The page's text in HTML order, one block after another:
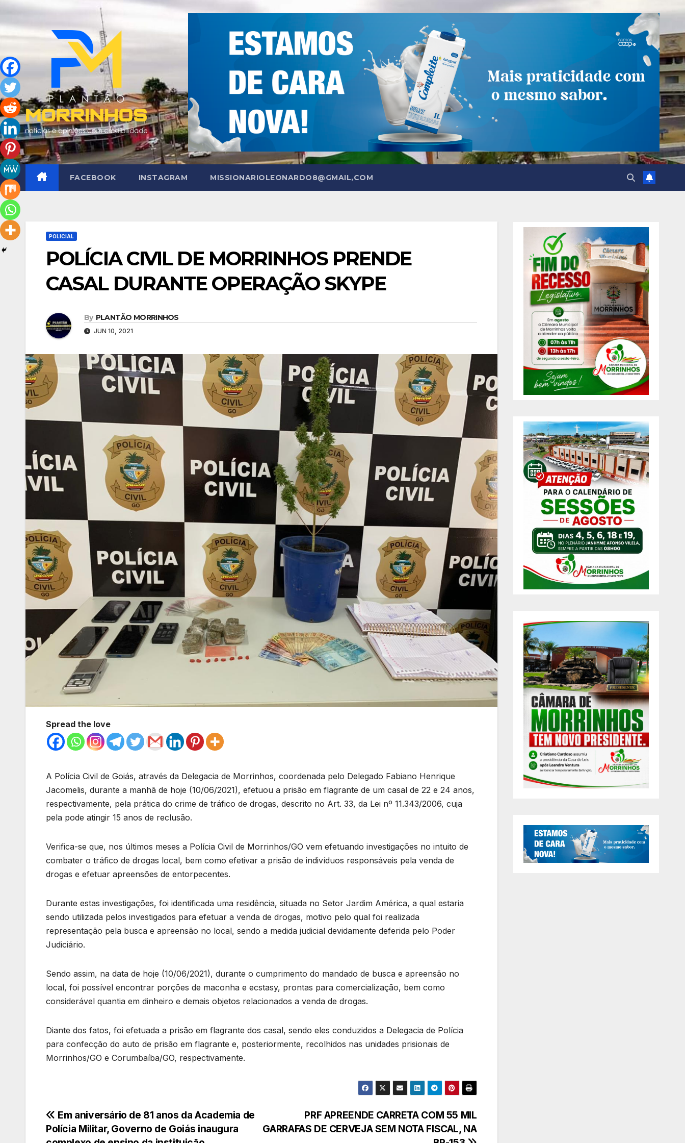
Skip
to
content
FACEBOOK INSTAGRAM MISSIONARIOLEONARDO8@GMAIL,COM
POLICIAL
POLÍCIA CIVIL DE MORRINHOS PRENDE
CASAL DURANTE OPERAÇÃO SKYPE
By PLANTÃO MORRINHOS
JUN 10, 2021
Spread the love
A Polícia Civil de Goiás, através da Delegacia de Morrinhos, coordenada pelo Delegado Fabiano Henrique
Jacomelis, durante a manhã de hoje (10/06/2021), efetuou a prisão em flagrante de um casal de 22 e 24 anos,
respectivamente, pela prática do crime de tráfico de drogas, descrito no Art. 33, da Lei nº 11.343/2006, cuja
pela pode atingir 15 anos de reclusão.
Verifica-se que, nos últimos meses a Polícia Civil de Morrinhos/GO vem efetuando investigações no intuito de
combater o tráfico de drogas local, bem como efetivar a prisão de indivíduos responsáveis pela venda de
drogas e efetuar apreensões de entorpecentes.
Durante estas investigações, foi identificada uma residência, situada no Setor Jardim América, a qual estaria
sendo utilizada pelos investigados para efetuar a venda de drogas, motivo pelo qual foi realizada
representação pela busca e apreensão no local, sendo a medida judicial devidamente deferida pelo Poder
Judiciário.
Sendo assim, na data de hoje (10/06/2021), durante o cumprimento do mandado de busca e apreensão no
local, foi possível encontrar porções de maconha e ecstasy, prontas para comercialização, bem como
considerável quantia em dinheiro e demais objetos relacionados a venda de drogas.
Diante dos fatos, foi efetuada a prisão em flagrante dos casal, sendo eles conduzidos a Delegacia de Polícia
para confecção do auto de prisão em flagrante e, posteriormente, recolhidos nas unidades prisionais de
Morrinhos/GO e Corumbaíba/GO, respectivamente.
Navegação
PRF APREENDE CARRETA COM 55 MIL
GARRAFAS DE CERVEJA SEM NOTA FISCAL, NA
Em aniversário de 81 anos da Academia de
Polícia Militar, Governo de Goiás inaugura